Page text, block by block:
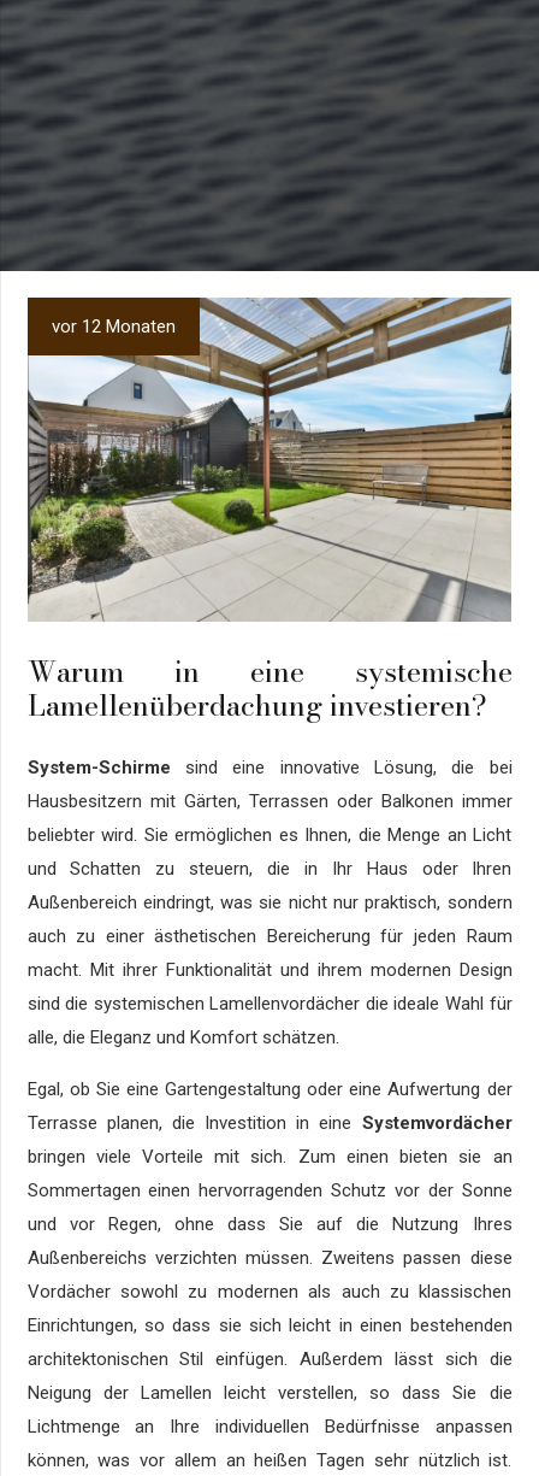
vor 12 Monaten
Warum in eine systemische
Lamellenüberdachung investieren?
System-Schirme sind eine innovative Lösung, die bei
Hausbesitzern mit Gärten, Terrassen oder Balkonen immer
beliebter wird. Sie ermöglichen es Ihnen, die Menge an Licht
und Schatten zu steuern, die in Ihr Haus oder Ihren
Außenbereich eindringt, was sie nicht nur praktisch, sondern
auch zu einer ästhetischen Bereicherung für jeden Raum
macht. Mit ihrer Funktionalität und ihrem modernen Design
sind die systemischen Lamellenvordächer die ideale Wahl für
alle, die Eleganz und Komfort schätzen.
Egal, ob Sie eine Gartengestaltung oder eine Aufwertung der
Terrasse planen, die Investition in eine Systemvordächer
bringen viele Vorteile mit sich. Zum einen bieten sie an
Sommertagen einen hervorragenden Schutz vor der Sonne
und vor Regen, ohne dass Sie auf die Nutzung Ihres
Außenbereichs verzichten müssen. Zweitens passen diese
Vordächer sowohl zu modernen als auch zu klassischen
Einrichtungen, so dass sie sich leicht in einen bestehenden
architektonischen Stil einfügen. Außerdem lässt sich die
Neigung der Lamellen leicht verstellen, so dass Sie die
Lichtmenge an Ihre individuellen Bedürfnisse anpassen
können, was vor allem an heißen Tagen sehr nützlich ist.